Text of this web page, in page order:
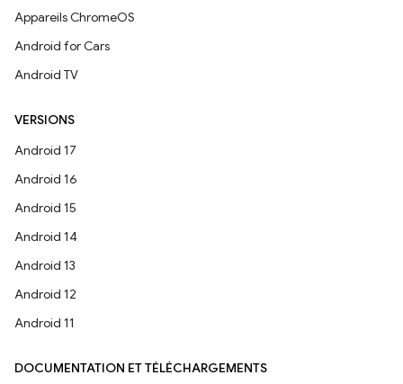
Appareils ChromeOS
Android for Cars
Android TV
VERSIONS
Android 17
Android 16
Android 15
Android 14
Android 13
Android 12
Android 11
DOCUMENTATION ET TÉLÉCHARGEMENTS